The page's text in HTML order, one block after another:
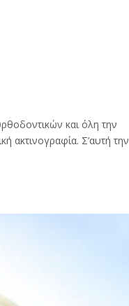
και όλη την
ακτινογραφία. Σ’αυτή την